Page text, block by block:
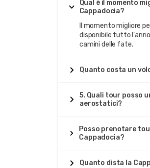
Qual è il momento
Cappadocia?
Il momento migliore
disponibile tutto
camini delle fate.
Quanto costa un
5. Quali tour posso
aerostatici?
Posso prenotare
Cappadocia?
Quanto dista la